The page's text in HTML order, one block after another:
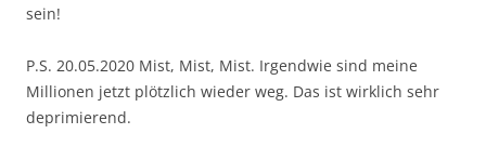
sein!
P.S. 20.05.2020 Mist, Mist, Mist. Irgendwie sind meine
Millionen jetzt plötzlich wieder weg. Das ist wirklich sehr
deprimierend.